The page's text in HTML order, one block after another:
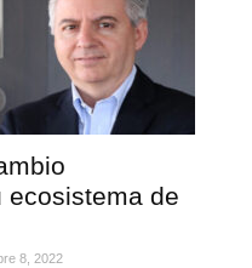
ecosistema de
8, 2022